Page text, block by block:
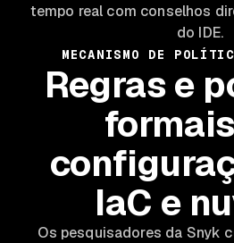
tempo real com conselhos
do IDE.
MECANISMO DE
Regras e
IaC e
Os pesquisadores da Snyk